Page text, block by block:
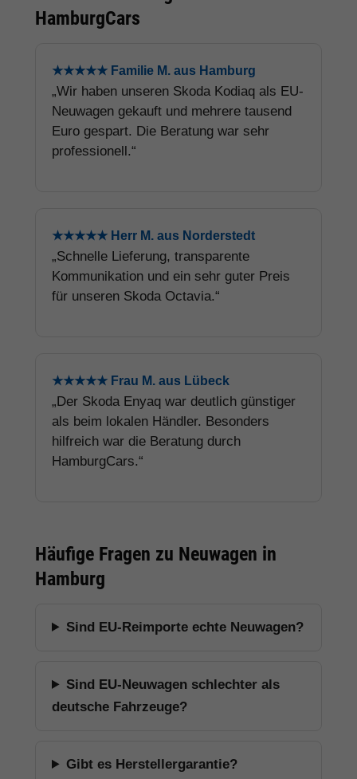
HamburgCars
★★★★★ Familie M. aus Hamburg
„Wir haben unseren Skoda Kodiaq als EU-
Neuwagen gekauft und mehrere tausend
Euro gespart. Die Beratung war sehr
professionell.“
★★★★★ Herr M. aus Norderstedt
„Schnelle Lieferung, transparente
Kommunikation und ein sehr guter Preis
für unseren Skoda Octavia.“
★★★★★ Frau M. aus Lübeck
„Der Skoda Enyaq war deutlich günstiger
als beim lokalen Händler. Besonders
hilfreich war die Beratung durch
HamburgCars.“
Häufige Fragen zu Neuwagen in
Hamburg
Sind EU-Reimporte echte Neuwagen?
Sind EU-Neuwagen schlechter als
deutsche Fahrzeuge?
Gibt es Herstellergarantie?